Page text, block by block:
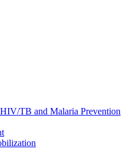
TB and Malaria Prevention